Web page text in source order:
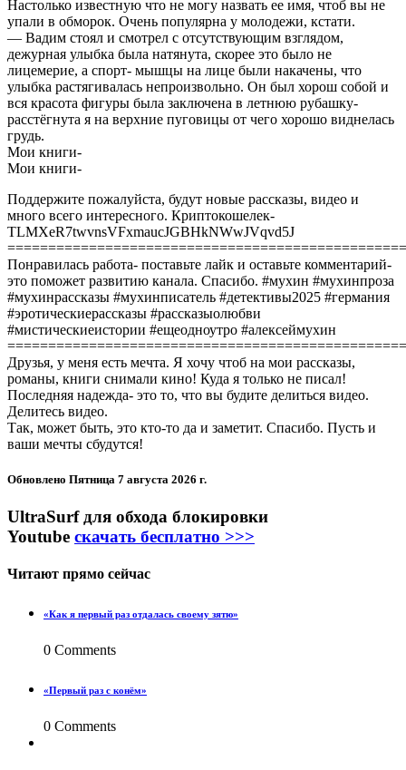
Настолько известную что не могу назвать ее имя, чтоб вы не
упали в обморок. Очень популярна у молодежи, кстати.
— Вадим стоял и смотрел с отсутствующим взглядом,
дежурная улыбка была натянута, скорее это было не
лицемерие, а спорт- мышцы на лице были накачены, что
улыбка растягивалась непроизвольно. Он был хорош собой и
вся красота фигуры была заключена в летнюю рубашку-
расстёгнута я на верхние пуговицы от чего хорошо виднелась
грудь.
Мои книги-
Мои книги-
Поддержите пожалуйста, будут новые рассказы, видео и
много всего интересного. Криптокошелек-
TLMXeR7twvnsVFxmaucJGBHkNWwJVqvd5J
Понравилась работа- поставьте лайк и оставьте комментарий-
это поможет развитию канала. Спасибо. #мухин #мухинпроза
#мухинрассказы #мухинписатель #детективы2025 #германия
#эротическиерассказы #рассказыолюбви
#мистическиеистории #ещеодноутро #алексеймухин
Друзья, у меня есть мечта. Я хочу чтоб на мои рассказы,
романы, книги снимали кино! Куда я только не писал!
Последняя надежда- это то, что вы будите делиться видео.
Делитесь видео.
Так, может быть, это кто-то да и заметит. Спасибо. Пусть и
ваши мечты сбудутся!
Обновлено Пятница 7 августа 2026 г.
UltraSurf для обхода блокировки
Youtube скачать бесплатно >>>
Читают прямо сейчас
«Как я первый раз отдалась своему зятю»
0 Comments
«Первый раз с конём»
0 Comments